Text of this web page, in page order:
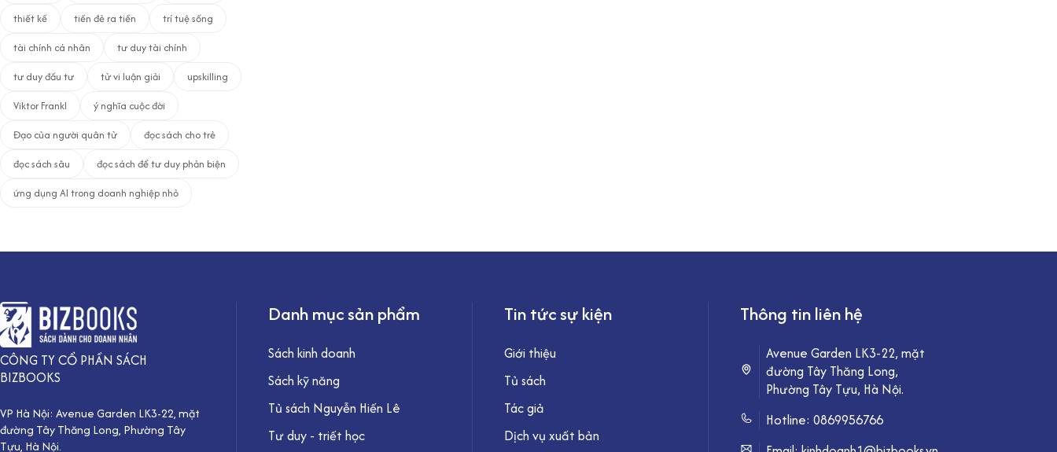
thiết kế
tiền đẻ ra tiền
trí tuệ sống
tài chính cá nhân
tư duy tài chính
tư duy đầu tư
tử vi luận giải
upskilling
Viktor Frankl
ý nghĩa cuộc đời
Đạo của người quân tử
đọc sách cho trẻ
đọc sách sâu
đọc sách để tư duy phản biện
ứng dụng AI trong doanh nghiệp nhỏ
CÔNG TY CỔ PHẦN SÁCH
BIZBOOKS
VP Hà Nội: Avenue Garden LK3-22, mặt
đường Tây Thăng Long, Phường Tây
Tựu, Hà Nội.
Danh mục sản phẩm
Sách kinh doanh
Sách kỹ năng
Tủ sách Nguyễn Hiến Lê
Tư duy - triết học
Tin tức sự kiện
Giới thiệu
Tủ sách
Tác giả
Dịch vụ xuất bản
Thông tin liên hệ
Avenue Garden LK3-22, mặt
đường Tây Thăng Long,
Phường Tây Tựu, Hà Nội.
Hotline: 0869956766